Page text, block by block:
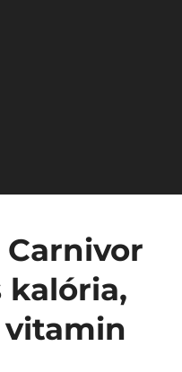
Carnivor
kalória,
vitamin